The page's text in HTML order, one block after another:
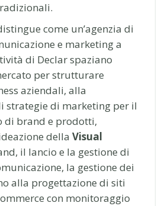
come un’agenzia di
e marketing a
di Declar spaziano
per strutturare
aziendali, alla
strategie di marketing per il
di brand e prodotti,
della Visual
il lancio e la gestione di
la gestione dei
alla progettazione di siti
con monitoraggio